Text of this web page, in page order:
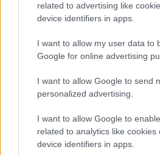
related to advertising like
device identifiers in apps.
I want to allow my user data to
Google for online advertising
I want to allow Google to send
personalized advertising.
I want to allow Google to
related to analytics like cookies
device identifiers in apps.